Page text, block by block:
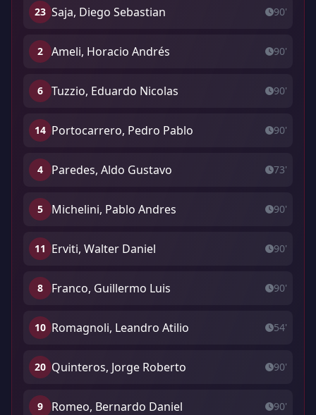
23 Saja, Diego Sebastian 90'
2 Ameli, Horacio Andrés 90'
6 Tuzzio, Eduardo Nicolas 90'
14 Portocarrero, Pedro Pablo 90'
4 Paredes, Aldo Gustavo 73'
5 Michelini, Pablo Andres 90'
11 Erviti, Walter Daniel 90'
8 Franco, Guillermo Luis 90'
10 Romagnoli, Leandro Atilio 54'
20 Quinteros, Jorge Roberto 90'
9 Romeo, Bernardo Daniel 90'